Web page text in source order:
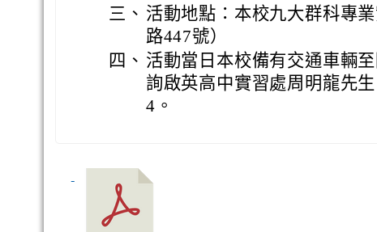
三、 活動地點：本校九大群科專
路447號）
四、 活動當日本校備有交通車輛
詢啟英高中實習處周明龍先
4。